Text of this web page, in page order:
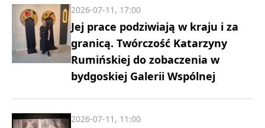
Jej prace podziwiają w kraju i za
granicą. Twórczość Katarzyny
Rumińskiej do zobaczenia w
bydgoskiej Galerii Wspólnej
2026-07-11, 17:00
2026-07-11, 11:00